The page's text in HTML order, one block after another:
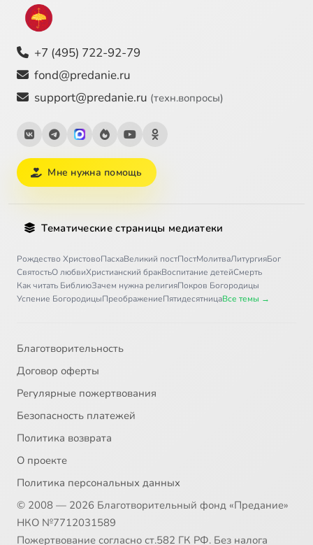
+7 (495) 722-92-79
fond@predanie.ru
support@predanie.ru (техн.вопросы)
Мне нужна помощь
Тематические страницы медиатеки
Рождество ХристовоПасхаВеликий постПостМолитваЛитургияБог
СвятостьО любвиХристианский бракВоспитание детейСмерть
Как читать БиблиюЗачем нужна религияПокров Богородицы
Успение БогородицыПреображениеПятидесятницаВсе темы →
Благотворительность
Договор оферты
Регулярные пожертвования
Безопасность платежей
Политика возврата
О проекте
Политика персональных данных
© 2008 — 2026 Благотворительный фонд «Предание»
НКО №7712031589
Пожертвование согласно ст.582 ГК РФ. Без налога